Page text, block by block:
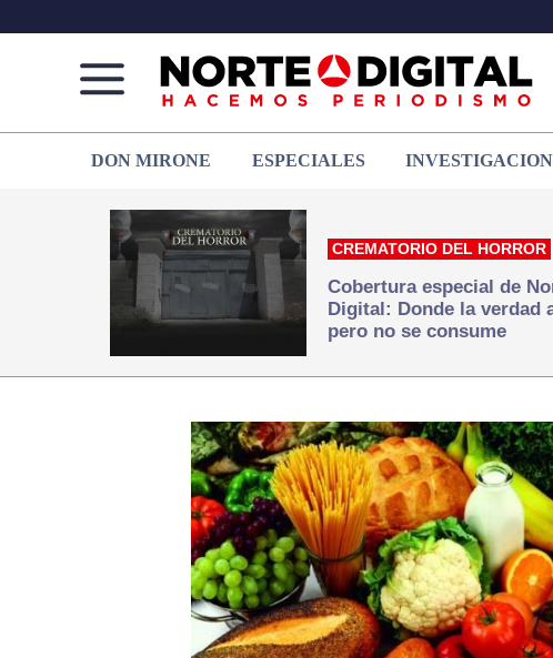
de
Juárez
que
hacemos periodismo
DON MIRONE ESPECIALES
CREMATORIO DEL HORROR
Cobertura especial de
Digital: Donde la verdad
pero no se consume